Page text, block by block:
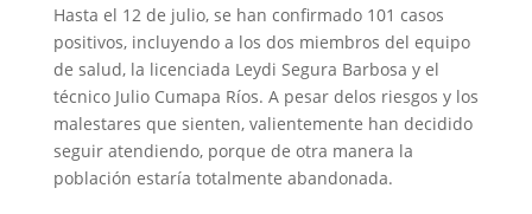
Hasta el 12 de julio, se han confirmado 101 casos
positivos, incluyendo a los dos miembros del equipo
de salud, la licenciada Leydi Segura Barbosa y el
técnico Julio Cumapa Ríos. A pesar delos riesgos y los
malestares que sienten, valientemente han decidido
seguir atendiendo, porque de otra manera la
población estaría totalmente abandonada.